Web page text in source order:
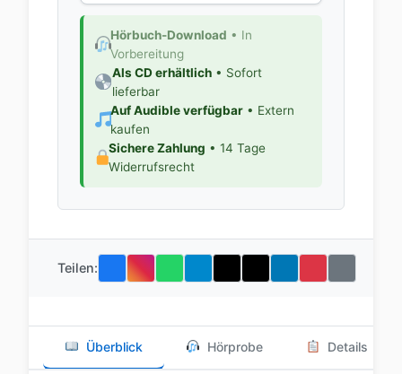
Hörbuch-Download • In
Vorbereitung
Als CD erhältlich• Sofort
lieferbar
Auf Audible verfügbar• Extern
kaufen
Sichere Zahlung • 14 Tage
Widerrufsrecht
Teilen:
Überblick Hörprobe Details